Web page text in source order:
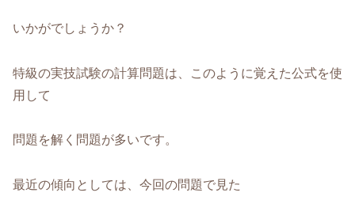
いかがでしょうか？
特級の実技試験の計算問題は、このように覚えた公式を使
用して
問題を解く問題が多いです。
最近の傾向としては、今回の問題で見た